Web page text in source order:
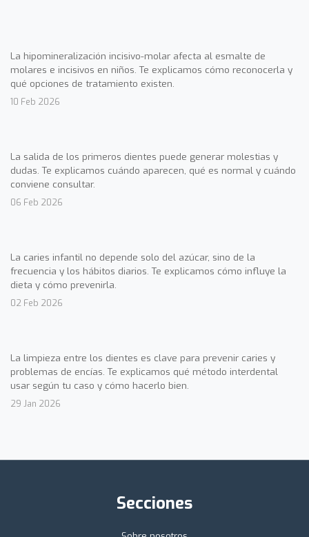
La hipomineralización incisivo-molar afecta al esmalte de
molares e incisivos en niños. Te explicamos cómo reconocerla y
qué opciones de tratamiento existen.
10 Feb 2026
La salida de los primeros dientes puede generar molestias y
dudas. Te explicamos cuándo aparecen, qué es normal y cuándo
conviene consultar.
06 Feb 2026
La caries infantil no depende solo del azúcar, sino de la
frecuencia y los hábitos diarios. Te explicamos cómo influye la
dieta y cómo prevenirla.
02 Feb 2026
La limpieza entre los dientes es clave para prevenir caries y
problemas de encías. Te explicamos qué método interdental
usar según tu caso y cómo hacerlo bien.
29 Jan 2026
Secciones